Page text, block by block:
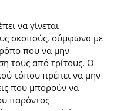
να γίνεται
σκοπούς, σύμφωνα με
που να μην
τους από τρίτους. Ο
τόπου πρέπει να μην
που μπορούν να
παρόντος